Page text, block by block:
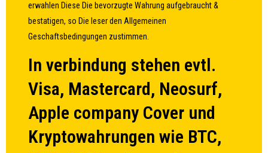
erwahlen Diese Die bevorzugte Wahrung aufgebraucht &
bestatigen, so Die leser den Allgemeinen
Geschaftsbedingungen zustimmen.
In verbindung stehen evtl.
Visa, Mastercard, Neosurf,
Apple company Cover und
Kryptowahrungen wie BTC,